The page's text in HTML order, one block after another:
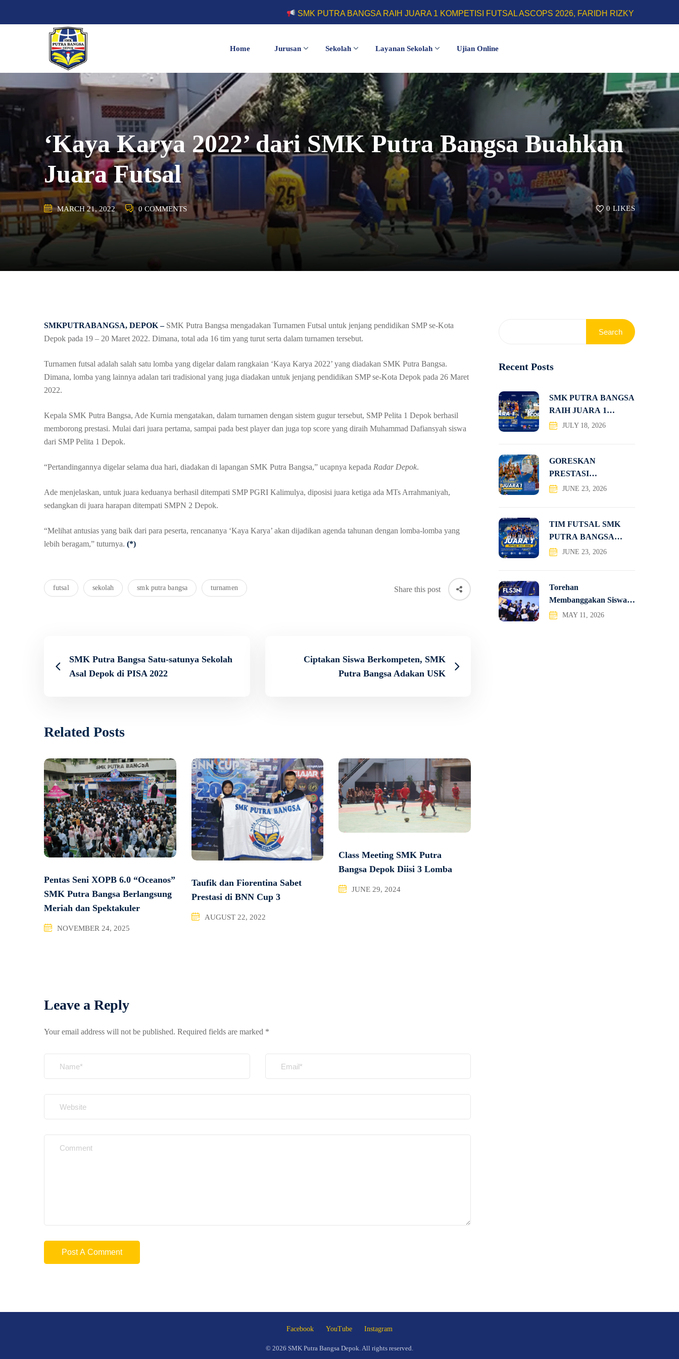
SMK PUTRA BANGSA RAIH JUARA 1 KOMPETISI FUTSAL ASCOPS 2026, FARIDH RIZKY HERLINO SABET
Home Jurusan Sekolah Layanan Sekolah Ujian Online
‘Kaya Karya 2022’ dari SMK Putra Bangsa Buahkan
Juara Futsal
MARCH 21, 2022 0 COMMENTS 0 LIKES
SMKPUTRABANGSA, DEPOK –SMK Putra Bangsa mengadakan Turnamen Futsal untuk jenjang pendidikan SMP se-Kota
Depok pada 19 – 20 Maret 2022. Dimana, total ada 16 tim yang turut serta dalam turnamen tersebut.
Turnamen futsal adalah salah satu lomba yang digelar dalam rangkaian ‘Kaya Karya 2022’ yang diadakan SMK Putra Bangsa.
Dimana, lomba yang lainnya adalan tari tradisional yang juga diadakan untuk jenjang pendidikan SMP se-Kota Depok pada 26 Maret
2022.
Kepala SMK Putra Bangsa, Ade Kurnia mengatakan, dalam turnamen dengan sistem gugur tersebut, SMP Pelita 1 Depok berhasil
memborong prestasi. Mulai dari juara pertama, sampai pada best player dan juga top score yang diraih Muhammad Dafiansyah siswa
dari SMP Pelita 1 Depok.
“Pertandingannya digelar selama dua hari, diadakan di lapangan SMK Putra Bangsa,” ucapnya kepada Radar Depok.
Ade menjelaskan, untuk juara keduanya berhasil ditempati SMP PGRI Kalimulya, diposisi juara ketiga ada MTs Arrahmaniyah,
sedangkan di juara harapan ditempati SMPN 2 Depok.
“Melihat antusias yang baik dari para peserta, rencananya ‘Kaya Karya’ akan dijadikan agenda tahunan dengan lomba-lomba yang
lebih beragam,” tuturnya. (*)
futsal sekolah smk putra bangsa turnamen Share this post
SMK Putra Bangsa Satu-satunya Sekolah
Asal Depok di PISA 2022
Ciptakan Siswa Berkompeten, SMK
Putra Bangsa Adakan USK
Related Posts
Pentas Seni XOPB 6.0 “Oceanos”
SMK Putra Bangsa Berlangsung
Meriah dan Spektakuler
NOVEMBER 24, 2025
Taufik dan Fiorentina Sabet
Prestasi di BNN Cup 3
AUGUST 22, 2022
Class Meeting SMK Putra
Bangsa Depok Diisi 3 Lomba
JUNE 29, 2024
Leave a Reply
Your email address will not be published. Required fields are marked *
Search
Recent Posts
SMK PUTRA BANGSA
RAIH JUARA 1
KOMPETISI
JULY 18, 2026
GORESKAN
PRESTASI
NASIONAL, TIM
JUNE 23, 2026
TIM FUTSAL SMK
PUTRA BANGSA
JUARA 1
JUNE 23, 2026
Torehan
Membanggakan Siswa-
Siswi SMK Putra
MAY 11, 2026
Facebook YouTube Instagram
© 2026 SMK Putra Bangsa Depok. All rights reserved.